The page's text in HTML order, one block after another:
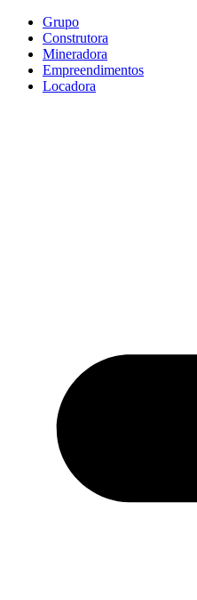
para
conteúdo
Grupo
Construtora
Mineradora
Empreendimentos
Locadora